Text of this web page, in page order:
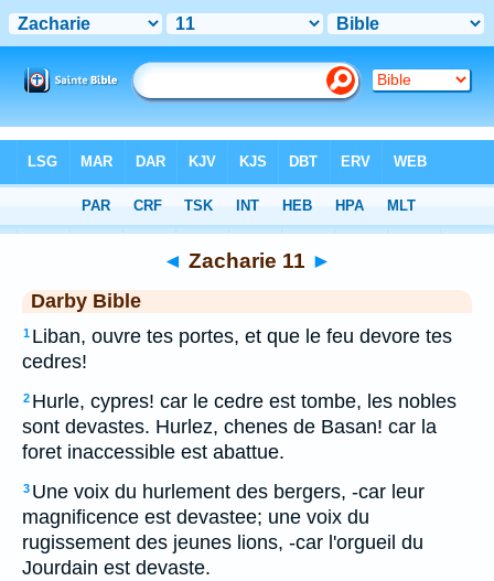
> Zacharie 11
◄ Zacharie 11 ►
Darby Bible
1 Liban, ouvre tes portes, et que le feu devore tes
cedres!
2 Hurle, cypres! car le cedre est tombe, les nobles
sont devastes. Hurlez, chenes de Basan! car la
foret inaccessible est abattue.
3 Une voix du hurlement des bergers, -car leur
magnificence est devastee; une voix du
rugissement des jeunes lions, -car l'orgueil du
Jourdain est devaste.